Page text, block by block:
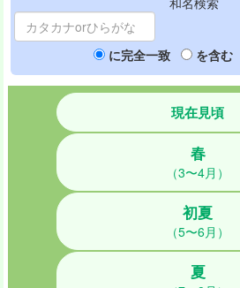
に完全一致 を含む
現在見頃
春
（3〜4月）
初夏
（5〜6月）
夏